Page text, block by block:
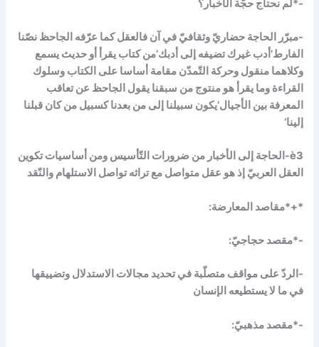
-*لم نحتاج حجّة الأخبار؟
-مبرّر الحاجة حضاريّ وثقافيّ في آن فالعقل كما عرّفه الجاحظ نصّنا
الفارط’أدب غيرك تضيفه إلى أدبك’من كتاب يقرأ أو حديث يسمع
وكلاهما منقول وحركة التّمدّن مقامة أساسا على الكتاب وسلوك
القراءة وما يقرأ هو منتوج من سبقنا يقول الجاحظ عن تعاقب
المعرفة بين الأجيال’يكون سبيلنا إلى من بعدنا كسبيل من كان قبلنا
إلينا’
è3-الحاجة إلى الأخبار من ضرورات التّأسيس ومن أساسيات تكوين
العقل العربيّ إذ هو عقل متواصل مع تراثه تواصل الاستلهام والنّقد
*+*مقاصد المعارضة:
-*مقصد حجاجيّ:
-الردّ على مواقف متصلّبة في تحديد مجالات الاستدلال وتضييقها
في ما لا يستطيعه الإنسان
-*مقصد مذهبيّ: